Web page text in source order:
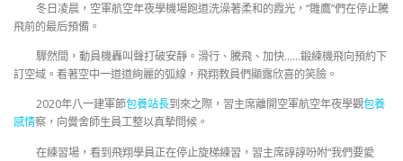
冬日凌晨，空軍航空年夜學機場跑道洗澡著柔和的霞光，“雛鷹”們在停止騰
飛前的最后預備。
驟然間，動員機轟叫聲打破安靜。滑行、騰飛、加快……鍛練機飛向預約下
訂空域。看著空中一道道絢麗的弧線，飛翔教員們顯露欣喜的笑臉。
2020年八一建軍節包養站長到來之際，習主席離開空軍航空年夜學觀包養
感情察，向黌舍師生員工整以真摯問候。
在練習場，看到飛翔學員正在停止旋梯練習，習主席諄諄吩咐“我們要愛